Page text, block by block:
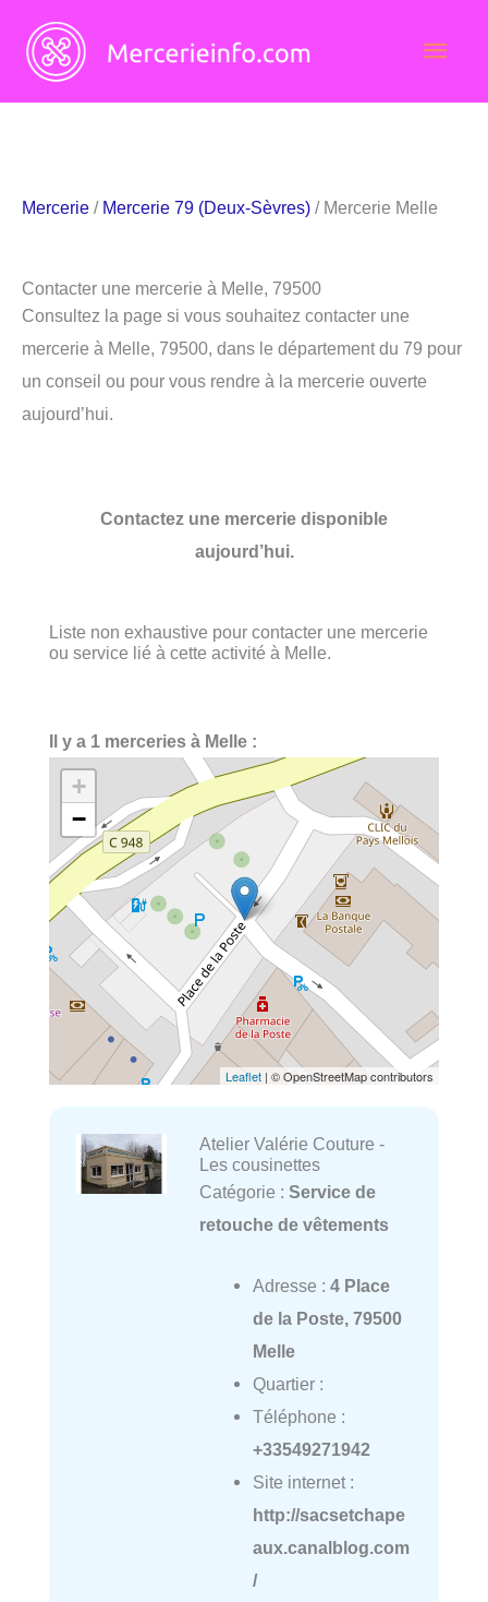
contenu
Mercerie / Mercerie 79 (Deux-Sèvres) / Mercerie Melle
Contacter une mercerie à Melle, 79500
Consultez la page si vous souhaitez contacter une
mercerie à Melle, 79500, dans le département du 79 pour
un conseil ou pour vous rendre à la mercerie ouverte
aujourd’hui.
Contactez une mercerie disponible
aujourd’hui.
Liste non exhaustive pour contacter une mercerie
ou service lié à cette activité à Melle.
Il y a 1 merceries à Melle :
+
−
Leaflet | © OpenStreetMap contributors
Atelier Valérie Couture -
Les cousinettes
Catégorie : Service de
retouche de vêtements
Adresse : 4 Place
de la Poste, 79500
Melle
Quartier :
Téléphone :
+33549271942
Site internet :
http://sacsetchape
aux.canalblog.com
/